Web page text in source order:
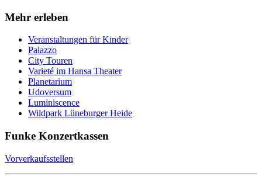
Mehr erleben
Veranstaltungen für Kinder
Palazzo
City Touren
Varieté im Hansa Theater
Planetarium
Udoversum
Luminiscence
Wildpark Lüneburger Heide
Funke Konzertkassen
Vorverkaufsstellen